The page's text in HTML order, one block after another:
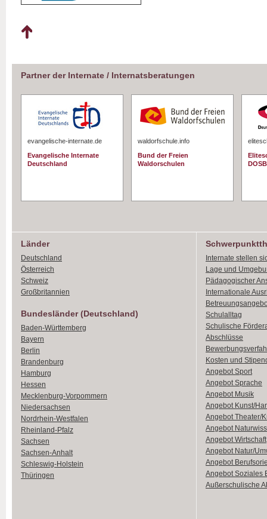
Partner der Internate / Internatsberatungen
evangelische-internate.de
Evangelische Internate
Deutschland
waldorfschule.info
Bund der Freien
Waldorschulen
DOSB
Länder
Deutschland
Österreich
Schweiz
Großbritannien
Bundesländer (Deutschland)
Baden-Württemberg
Bayern
Berlin
Brandenburg
Hamburg
Hessen
Mecklenburg-Vorpommern
Niedersachsen
Nordrhein-Westfalen
Rheinland-Pfalz
Sachsen
Sachsen-Anhalt
Schleswig-Holstein
Thüringen
Internate stellen
Lage und
Pädagogischer
Internationale
Schulalltag
Schulische
Abschlüsse
Kosten und
Angebot Sport
Angebot Sprache
Angebot Musik
Angebot Kunst/
Angebot Theater/
Angebot
Angebot Wirtschaft
Angebot Natur/
Angebot
Angebot Soziales
Außerschulische